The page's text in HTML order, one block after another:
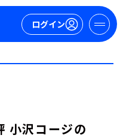
ログイン
小沢コージの